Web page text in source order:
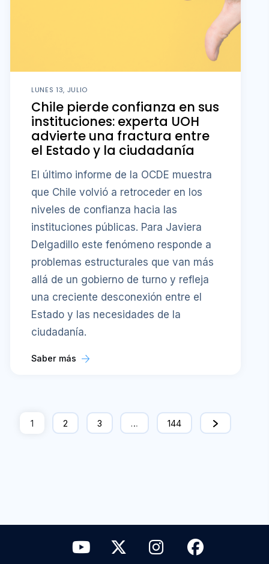
LUNES 13, JULIO
Chile pierde confianza en sus
instituciones: experta UOH
advierte una fractura entre
el Estado y la ciudadanía
El último informe de la OCDE muestra
que Chile volvió a retroceder en los
niveles de confianza hacia las
instituciones públicas. Para Javiera
Delgadillo este fenómeno responde a
problemas estructurales que van más
allá de un gobierno de turno y refleja
una creciente desconexión entre el
Estado y las necesidades de la
ciudadanía.
Saber más
1 2 3 … 144